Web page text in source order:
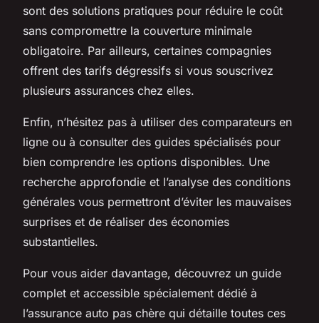
sont des solutions pratiques pour réduire le coût
sans compromettre la couverture minimale
obligatoire. Par ailleurs, certaines compagnies
offrent des tarifs dégressifs si vous souscrivez
plusieurs assurances chez elles.
Enfin, n’hésitez pas à utiliser des comparateurs en
ligne ou à consulter des guides spécialisés pour
bien comprendre les options disponibles. Une
recherche approfondie et l’analyse des conditions
générales vous permettront d’éviter les mauvaises
surprises et de réaliser des économies
substantielles.
Pour vous aider davantage, découvrez un guide
complet et accessible spécialement dédié à
l’assurance auto pas chère qui détaille toutes ces